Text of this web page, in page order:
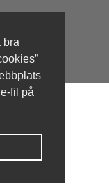
bra
fil på
Brf ®